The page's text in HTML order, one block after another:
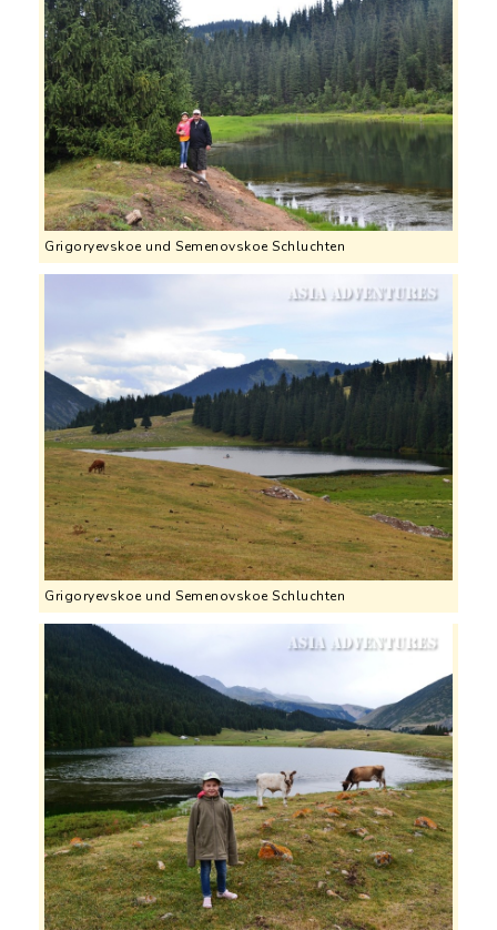
Grigoryevskoe und Semenovskoe Schluchten
Grigoryevskoe und Semenovskoe Schluchten